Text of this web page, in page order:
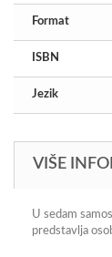
Format
ISBN
Jezik
VIŠE
U sedam
predstavlja